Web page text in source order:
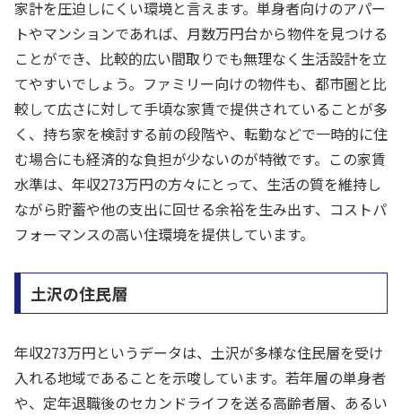
家計を圧迫しにくい環境と言えます。単身者向けのアパー
トやマンションであれば、月数万円台から物件を見つける
ことができ、比較的広い間取りでも無理なく生活設計を立
てやすいでしょう。ファミリー向けの物件も、都市圏と比
較して広さに対して手頃な家賃で提供されていることが多
く、持ち家を検討する前の段階や、転勤などで一時的に住
む場合にも経済的な負担が少ないのが特徴です。この家賃
水準は、年収273万円の方々にとって、生活の質を維持し
ながら貯蓄や他の支出に回せる余裕を生み出す、コストパ
フォーマンスの高い住環境を提供しています。
土沢の住民層
年収273万円というデータは、土沢が多様な住民層を受け
入れる地域であることを示唆しています。若年層の単身者
や、定年退職後のセカンドライフを送る高齢者層、あるい